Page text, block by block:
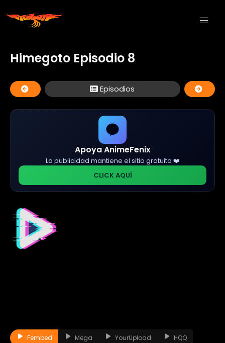
Himegoto Episodio 8
Episodios
Apoya AnimeFenix
La publicidad mantiene el sitio gratuito ❤️
CLICK AQUÍ
Fembed Mega YourUpload HQQ